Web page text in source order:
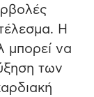
Η
μπορεί να
των